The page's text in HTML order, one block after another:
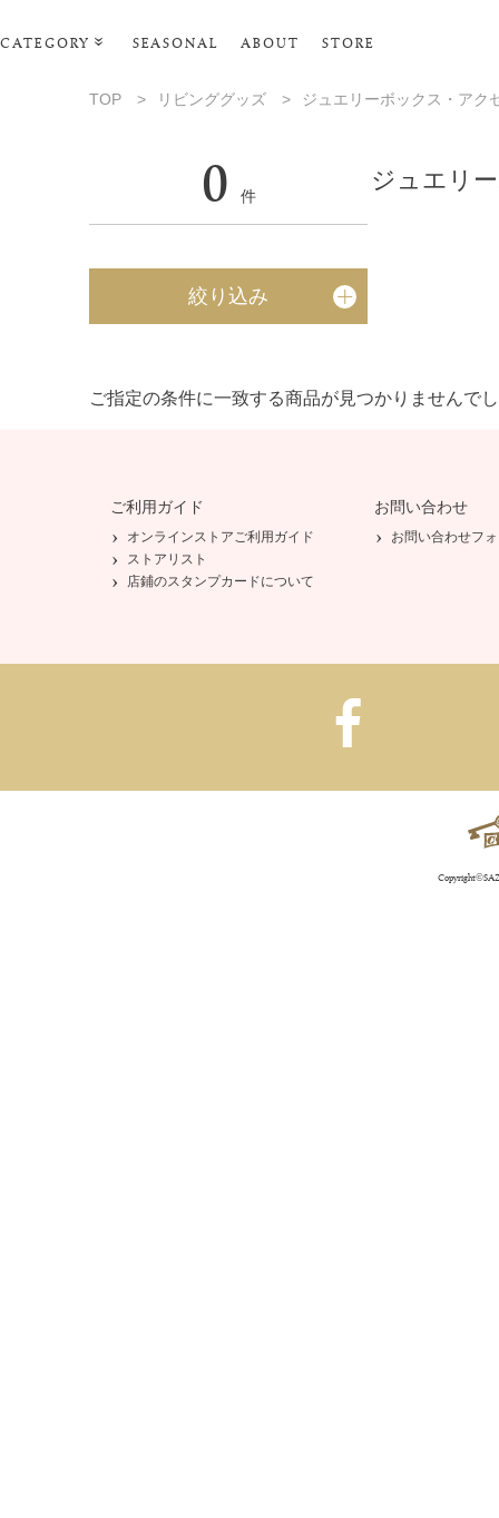
CATEGORY SEASONAL ABOUT STORE
ポーチ･トラベルグッズ
タオル・ヘアバンド
TOP > リビンググッズ > ジュエリーボックス・アク
ジュエリ
0 件
絞り込み
ご指定の条件に一致する商品が見つかりませんで
ご利用ガイド
オンラインストアご利用ガイド
ストアリスト
店鋪のスタンプカードについて
お問い合わせ
お問い合わせフ